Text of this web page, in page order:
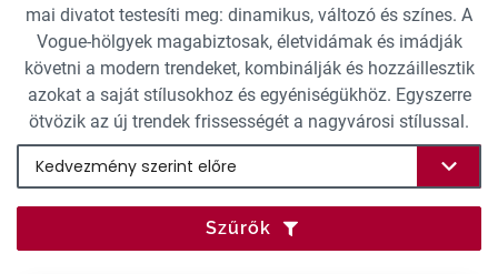
mai divatot testesíti meg: dinamikus, változó és színes. A
Vogue-hölgyek magabiztosak, életvidámak és imádják
követni a modern trendeket, kombinálják és hozzáillesztik
azokat a saját stílusokhoz és egyéniségükhöz. Egyszerre
ötvözik az új trendek frissességét a nagyvárosi stílussal.
Szűrők